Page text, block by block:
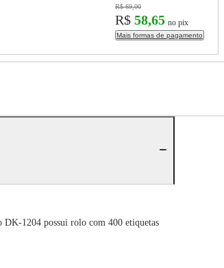
R$ 69,00
R$ 58,65 no pix
Mais formas de pagamento
1204 possui rolo com 400 etiquetas